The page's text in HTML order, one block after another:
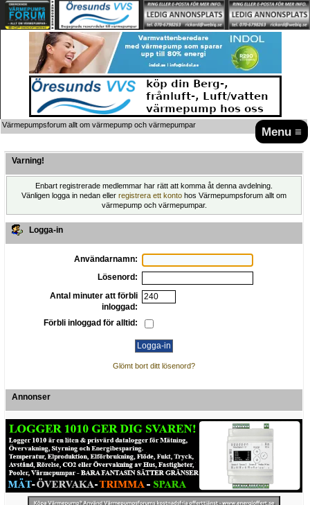
Menu ≡
Värmepumpsforum allt om värmepump och värmepumpar
Varning!
Enbart registrerade medlemmar har rätt att komma åt denna avdelning.
Vänligen logga in nedan eller registrera ett konto hos Värmepumpsforum allt om
värmepump och värmepumpar.
Logga-in
Användarnamn:
Lösenord:
Antal minuter att förbli
inloggad:
Förbli inloggad för alltid:
Glömt bort ditt lösenord?
Annonser